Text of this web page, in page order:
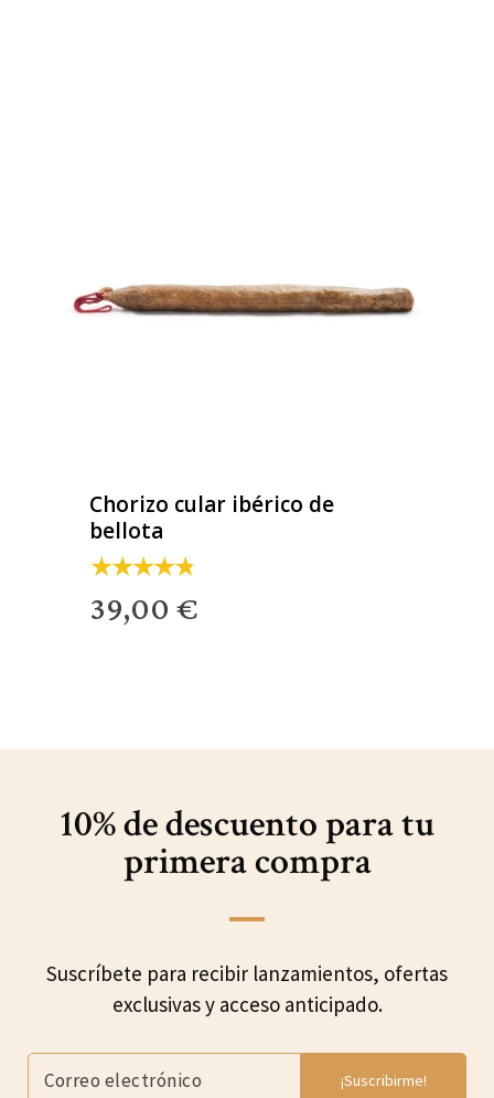
Chorizo cular ibérico de
bellota
39,00 €
10% de descuento paratu
primera compra
Suscríbete para recibir lanzamientos, ofertas
exclusivas y acceso anticipado.